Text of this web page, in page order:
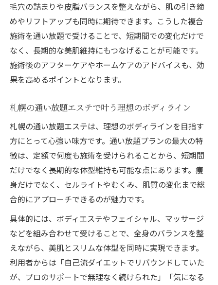
毛穴の詰まりや皮脂バランスを整えながら、肌の引き締
めやリフトアップも同時に期待できます。こうした複合
施術を通い放題で受けることで、短期間での変化だけで
なく、長期的な美肌維持にもつなげることが可能です。
施術後のアフターケアやホームケアのアドバイスも、効
果を高めるポイントとなります。
札幌の通い放題エステで叶う理想のボディライン
札幌の通い放題エステは、理想のボディラインを目指す
方にとって心強い味方です。通い放題プランの最大の特
徴は、定額で何度も施術を受けられることから、短期間
だけでなく長期的な体型維持も可能な点にあります。痩
身だけでなく、セルライトやむくみ、肌質の変化まで総
合的にアプローチできるのが魅力です。
具体的には、ボディエステやフェイシャル、マッサージ
などを組み合わせて受けることで、全身のバランスを整
えながら、美肌とスリムな体型を同時に実現できます。
利用者からは「自己流ダイエットでリバウンドしていた
が、プロのサポートで無理なく続けられた」「気になる